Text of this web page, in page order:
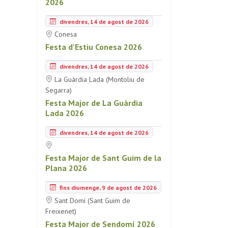
divendres, 14 de agost de 2026
Conesa
Festa d'Estiu Conesa 2026
divendres, 14 de agost de 2026
La Guàrdia Lada (Montoliu de
Segarra)
Festa Major de La Guàrdia
Lada 2026
divendres, 14 de agost de 2026
Festa Major de Sant Guim de la
Plana 2026
fins diumenge, 9 de agost de 2026
Sant Domí (Sant Guim de
Freixenet)
Festa Major de Sendomí 2026